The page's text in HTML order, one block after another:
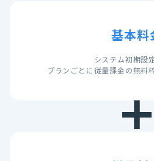
基本料
システム初期設
プランごとに従量課金の無料